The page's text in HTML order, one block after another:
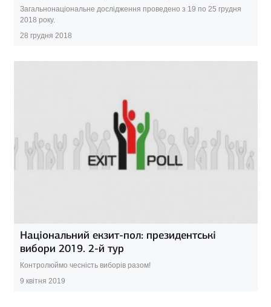
Загальнонаціональне дослідження проведено з 19 по 25 грудня
2018 року.
28 грудня 2018
Національний екзит-пол: президентські
вибори 2019. 2-й тур
Контролюймо чесність виборів разом!
9 квітня 2019